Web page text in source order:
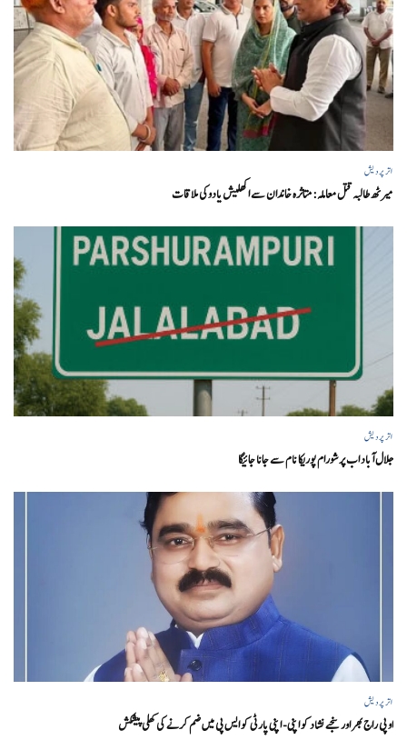
اتر پردیش
میرٹھ طالبہ قتل معاملہ: متاثرہ خاندان سے اکھلیش یادوکی ملاقات
اتر پردیش
جلال آباد اب پرشورام پوریکا نام سے جانا جائیگا
اتر پردیش
او پی راج بھر اور سنجے نشاد کو اپنی- اپنی پارٹی کو ایس پی میں ضم کرنے کی کھلی پیشکش